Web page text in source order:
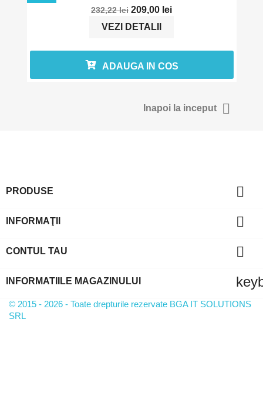
232,22 lei 209,00 lei
VEZI DETALII
ADAUGA IN COS
Inapoi la inceput 
PRODUSE 
INFORMAŢII 
CONTUL TAU 
INFORMATIILE MAGAZINULUI
© 2015 - 2026 - Toate drepturile rezervate BGA IT SOLUTIONS
SRL